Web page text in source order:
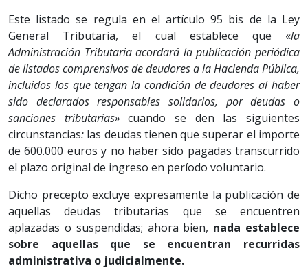
Este listado se regula en el artículo 95 bis de la Ley
General Tributaria, el cual establece que «la
Administración Tributaria acordará la publicación periódica
de listados comprensivos de deudores a la Hacienda Pública,
incluidos los que tengan la condición de deudores al haber
sido declarados responsables solidarios, por deudas o
sanciones tributarias»cuando se den las siguientes
circunstancias: las deudas tienen que superar el importe
de 600.000 euros y no haber sido pagadas transcurrido
el plazo original de ingreso en período voluntario.
Dicho precepto excluye expresamente la publicación de
aquellas deudas tributarias que se encuentren
aplazadas o suspendidas; ahora bien, nada establece
sobre aquellas que se encuentran recurridas
administrativa o judicialmente.